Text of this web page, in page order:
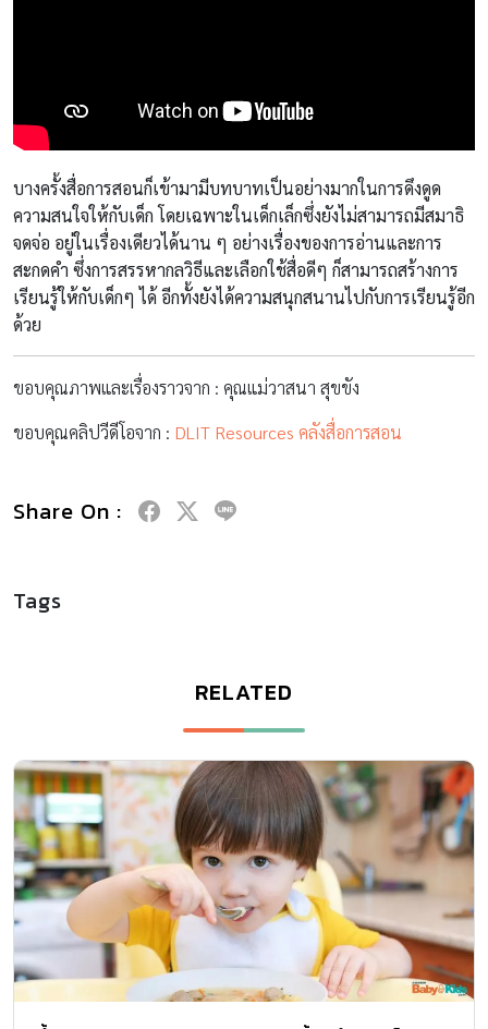
บางครั้งสื่อการสอนก็เข้ามามีบทบาทเป็นอย่างมากในการดึงดูด
ความสนใจให้กับเด็ก โดยเฉพาะในเด็กเล็กซึ่งยังไม่สามารถมีสมาธิ
จดจ่อ อยู่ในเรื่องเดียวได้นาน ๆ อย่างเรื่องของการอ่านและการ
สะกดคำ ซึ่งการสรรหากลวิธีและเลือกใช้สื่อดีๆ ก็สามารถสร้างการ
เรียนรู้ให้กับเด็กๆ ได้ อีกทั้งยังได้ความสนุกสนานไปกับการเรียนรู้อีก
ด้วย
ขอบคุณภาพและเรื่องราวจาก : คุณแม่วาสนา สุขขัง
ขอบคุณคลิปวีดีโอจาก : DLIT Resources คลังสื่อการสอน
Share On :
Tags
RELATED